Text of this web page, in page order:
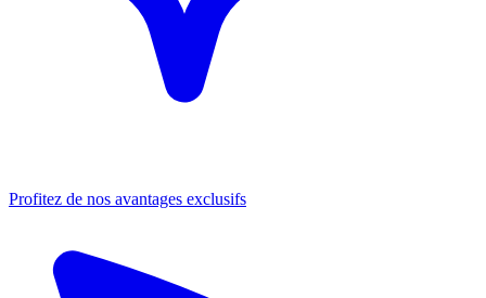
Profitez de nos avantages exclusifs